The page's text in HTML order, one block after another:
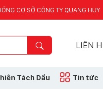
CƠ SỞ CÔNG TY QUANG HUY
LIÊN
Tách Dầu Tin tức